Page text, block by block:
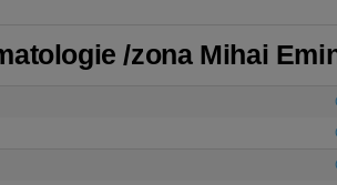
/zona Mihai